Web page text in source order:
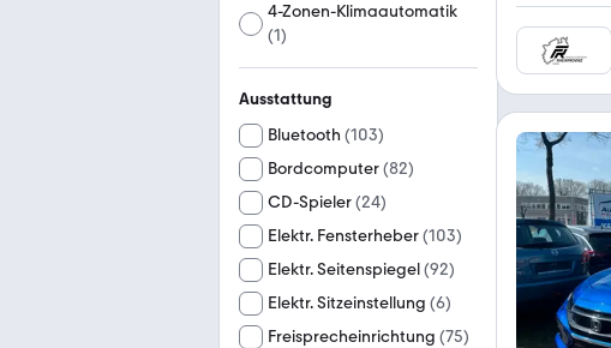
4-Zonen-Klimaautomatik
(1)
Ausstattung
Bluetooth (103)
Bordcomputer(82)
CD-Spieler(24)
Elektr. Fensterheber(103)
Elektr. Seitenspiegel(92)
Elektr. Sitzeinstellung (6)
Freisprecheinrichtung (75)